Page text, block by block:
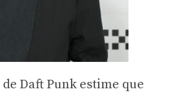
Daft Punk estime que